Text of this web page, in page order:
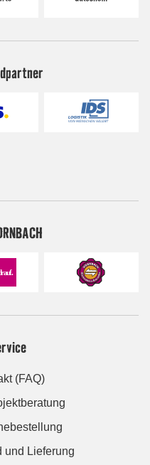
(FAQ)
und Lieferung